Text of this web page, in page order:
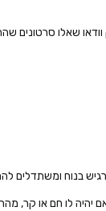
וודאו שאלו
בנוח ומשתדלים
יהיה לו חם או קר,